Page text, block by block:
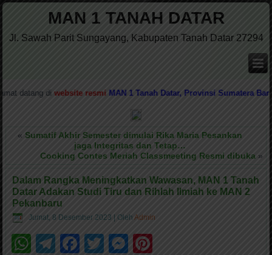
MAN 1 TANAH DATAR
Jl. Sawah Parit Sungayang, Kabupaten Tanah Datar 27294
di website resmi MAN 1 Tanah Datar, Provinsi Sumatera Barat Media
« Sumatif Akhir Semester dimulai Rika Maria Pesankan
jaga Integritas dan Tetap…
Cooking Contes Meriah Classmeeting Resmi dibuka »
Dalam Rangka Meningkatkan Wawasan, MAN 1 Tanah
Datar Adakan Studi Tiru dan Rihlah Ilmiah ke MAN 2
Pekanbaru
Jumat, 8 Desember 2023 |Oleh Admin
WhatsApp
Telegram
Facebook
TwitterMessenger